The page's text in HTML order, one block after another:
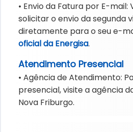
• Envio da Fatura por E-mail:
solicitar o envio da segunda
diretamente para o seu e-
oficial da Energisa.
Atendimento Presencial
• Agência de Atendimento:
presencial, visite a agência
Nova Friburgo.